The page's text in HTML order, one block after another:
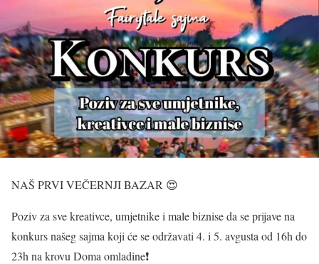
NAŠ PRVI VEČERNJI BAZAR 😍
Poziv za sve kreativce, umjetnike i male biznise da se prijave na
konkurs našeg sajma koji će se održavati 4. i 5. avgusta od 16h do
23h na krovu Doma omladine❗️